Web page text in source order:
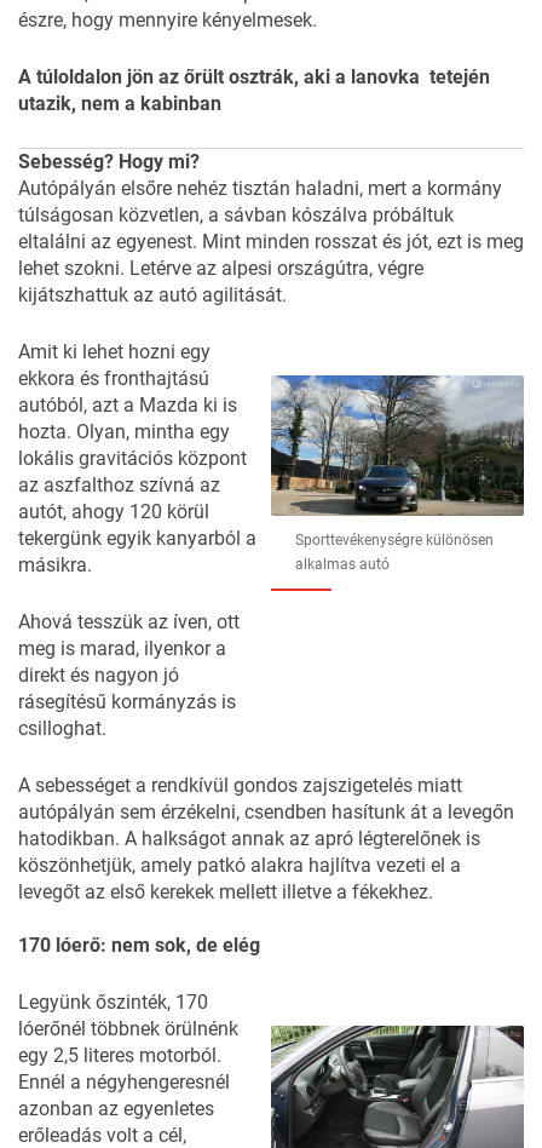
észre, hogy mennyire kényelmesek.
A túloldalon jön az őrült osztrák, aki a lanovka tetején
utazik, nem a kabinban
Sebesség? Hogy mi?
Autópályán elsőre nehéz tisztán haladni, mert a kormány
túlságosan közvetlen, a sávban kószálva próbáltuk
eltalálni az egyenest. Mint minden rosszat és jót, ezt is meg
lehet szokni. Letérve az alpesi országútra, végre
kijátszhattuk az autó agilitását.
Sporttevékenységre különösen
alkalmas autó
Amit ki lehet hozni egy
ekkora és fronthajtású
autóból, azt a Mazda ki is
hozta. Olyan, mintha egy
lokális gravitációs központ
az aszfalthoz szívná az
autót, ahogy 120 körül
tekergünk egyik kanyarból a
másikra.
Ahová tesszük az íven, ott
meg is marad, ilyenkor a
direkt és nagyon jó
rásegítésű kormányzás is
csilloghat.
A sebességet a rendkívül gondos zajszigetelés miatt
autópályán sem érzékelni, csendben hasítunk át a levegőn
hatodikban. A halkságot annak az apró légterelőnek is
köszönhetjük, amely patkó alakra hajlítva vezeti el a
levegőt az első kerekek mellett illetve a fékekhez.
170 lóerő: nem sok, de elég
Legyünk őszinték, 170
lóerőnél többnek örülnénk
egy 2,5 literes motorból.
Ennél a négyhengeresnél
azonban az egyenletes
erőleadás volt a cél,